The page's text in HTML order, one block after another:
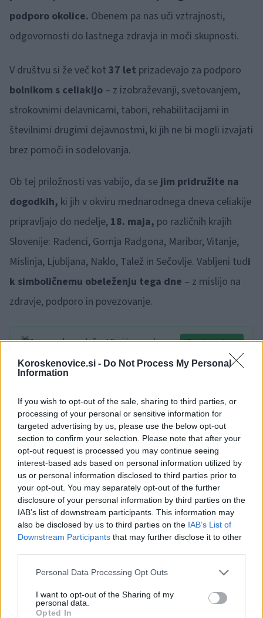
Koroskenovice.si - Do Not Process My Personal
Information
If you wish to opt-out of the sale, sharing to third parties, or
processing of your personal or sensitive information for
targeted advertising by us, please use the below opt-out
section to confirm your selection. Please note that after your
opt-out request is processed you may continue seeing
interest-based ads based on personal information utilized by
us or personal information disclosed to third parties prior to
your opt-out. You may separately opt-out of the further
disclosure of your personal information by third parties on the
IAB’s list of downstream participants. This information may
also be disclosed by us to third parties on the IAB’s List of
Downstream Participants that may further disclose it to other
Please note that this website/app uses one or more Google
not limited to your visit or usage behaviour. You may click to
grant or deny consent to Google and its third-party tags to
Personal Data Processing Opt Outs
I want to opt-out of the Sharing of my
personal data.
Opted In
podporo okolice. Obenem pa nas uči vztrajnosti,
odgovornosti do lastnega zdravja in moči skupnosti.
V društvu si že več kot 37 let prizadevajo za podporo
bolnikom s celiakijo – z izobraževanji, svetovanjem,
strokovnimi delavnicami, tabori, rehabilitacijami in
številnimi drugimi dejavnostmi, ki jih ne bi mogli izvajati
brez pomoči in sodelovanja.
Ob tej priložnosti vas vabijo, da sejim pridružite na
dogodkih, ki jih v okviru mednarodnega dneva celiakije
pripravljajo do nedelje, 18. maja, po različnih krajih
Slovenije: Radenci, Gornja Radgona, Maribor, Vitanje,
Mislinja, Ljubljana, Naklo, Talež in Sečovlje. Vabljeni tudi
k simboličnemu obeleženju tega dne – z mislijo na
zdravje, podporo in povezovanje.
🎁1 mesec brezplačno!Beri brez oglasov Preizkusi zdaj
Koroškem, v nedeljo, 18. maja 2025, kjer bodo dan
začeli z ogledom KSEVT v Vitanju, sledilo bo
brezglutensko kosilo, športne in družabne aktivnosti,
otroška animacija ter druženje v Gostilni Repolusk v
Mislinji. Dogodek je odlična priložnost za povezovanje in
izmenjavo izkušenj – prijave so obvezne na 041-489-053.
Vzporedno bodo po Sloveniji potekale še promocijske
aktivnosti, delitev informativnih letakov ter sodelovanje
v virtualnem teku, pohodu ali kolesarjenju s podporo
evropskega združenja AOECS – Coeliac Virtual Run 2025.